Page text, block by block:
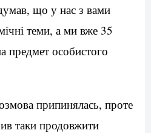
що у нас з вами
теми, а ми вже 35
предмет особистого
припинялась, проте
таки продовжити